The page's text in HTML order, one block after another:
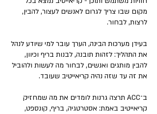
מקום שבו צריך לגרום לאנשים לעצור, להבין,
לרצות, לבחור.
בעידן מערכות הבינה, הערך עובר למי שיודע לנהל
את התהליך: לזהות תובנה, לבנות בריף וכיוון,
להבין מותגים ואנשים, לבחור מה לעשות ולהוביל
את זה עד שזה נהיה קריאייטיב שעובד.
ב־ACC תרצה גרנות לומדים את מה שמחזיק
קריאייטיב באמת: אסטרטגיה, בריף, קונספט,